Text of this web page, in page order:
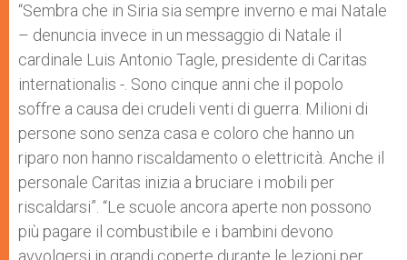
“Sembra che in Siria sia sempre inverno e mai Natale
– denuncia invece in un messaggio di Natale il
cardinale Luis Antonio Tagle, presidente di Caritas
internationalis -. Sono cinque anni che il popolo
soffre a causa dei crudeli venti di guerra. Milioni di
persone sono senza casa e coloro che hanno un
riparo non hanno riscaldamento o elettricità. Anche il
personale Caritas inizia a bruciare i mobili per
riscaldarsi”. “Le scuole ancora aperte non possono
più pagare il combustibile e i bambini devono
avvolgersi in grandi coperte durante le lezioni per